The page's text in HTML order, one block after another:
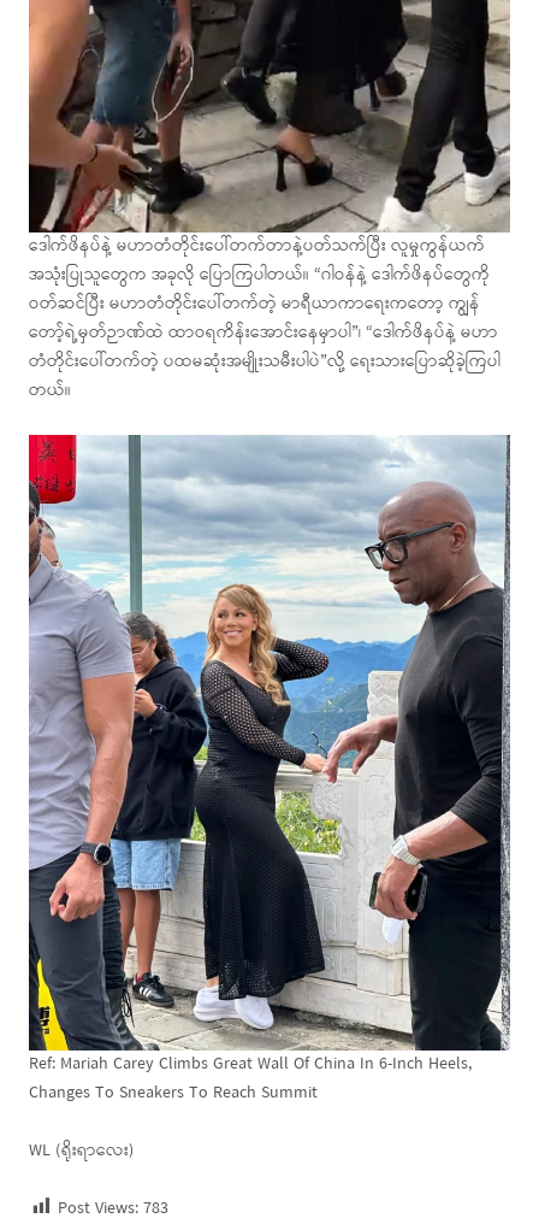
ဒေါက်ဖိနပ်နဲ့ မဟာတံတိုင်းပေါ်တက်တာနဲ့ပတ်သက်ပြီး လူမှုကွန်ယက်
အသုံးပြုသူတွေက အခုလို ပြောကြပါတယ်။ “ဂါဝန်နဲ့ ဒေါက်ဖိနပ်တွေကို
ဝတ်ဆင်ပြီး မဟာတံတိုင်းပေါ်တက်တဲ့ မာရီယာကာရေးကတော့ ကျွန်
တော့်ရဲ့မှတ်ဉာဏ်ထဲ ထာဝရကိန်းအောင်းနေမှာပါ”၊ “ဒေါက်ဖိနပ်နဲ့ မဟာ
တံတိုင်းပေါ်တက်တဲ့ ပထမဆုံးအမျိုးသမီးပါပဲ”လို့ ရေးသားပြောဆိုခဲ့ကြပါ
တယ်။
Ref: Mariah Carey Climbs Great Wall Of China In 6-Inch Heels,
Changes To Sneakers To Reach Summit
WL (ရိုးရာလေး)
Post Views:783